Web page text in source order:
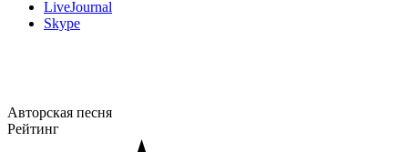
LiveJournal
Skype
Авторская песня
Рейтинг